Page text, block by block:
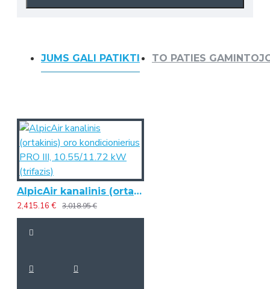
JUMS GALI PATIKTI TO PATIES
AlpicAir kanalinis (ortakinis) oro kondicionierius PRO III, 10.55/11.72 kW (trifazis)
2,415.16 € 3,018.95 €